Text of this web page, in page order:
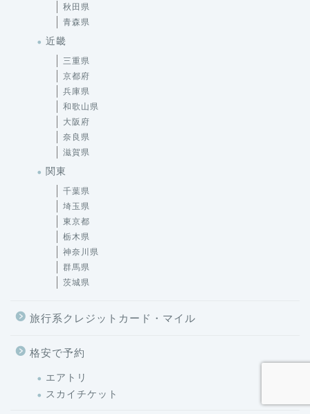
近畿
三重県
京都府
兵庫県
和歌山県
大阪府
奈良県
滋賀県
関東
千葉県
埼玉県
東京都
栃木県
神奈川県
群馬県
茨城県
旅行系クレジットカード・マイル
格安で予約
スカイチケット
海外旅行